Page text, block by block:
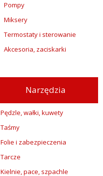
Pompy
Miksery
Termostaty i sterowanie
Akcesoria, zaciskarki
Narzędzia
Pędzle, wałki, kuwety
Taśmy
Folie i zabezpieczenia
Tarcze
Kielnie, pace, szpachle